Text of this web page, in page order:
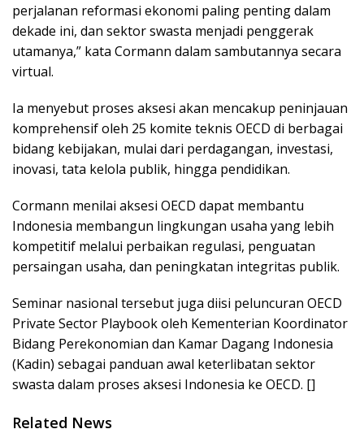
perjalanan reformasi ekonomi paling penting dalam
dekade ini, dan sektor swasta menjadi penggerak
utamanya,” kata Cormann dalam sambutannya secara
virtual.
Ia menyebut proses aksesi akan mencakup peninjauan
komprehensif oleh 25 komite teknis OECD di berbagai
bidang kebijakan, mulai dari perdagangan, investasi,
inovasi, tata kelola publik, hingga pendidikan.
Cormann menilai aksesi OECD dapat membantu
Indonesia membangun lingkungan usaha yang lebih
kompetitif melalui perbaikan regulasi, penguatan
persaingan usaha, dan peningkatan integritas publik.
Seminar nasional tersebut juga diisi peluncuran OECD
Private Sector Playbook oleh Kementerian Koordinator
Bidang Perekonomian dan Kamar Dagang Indonesia
(Kadin) sebagai panduan awal keterlibatan sektor
swasta dalam proses aksesi Indonesia ke OECD. []
Related News